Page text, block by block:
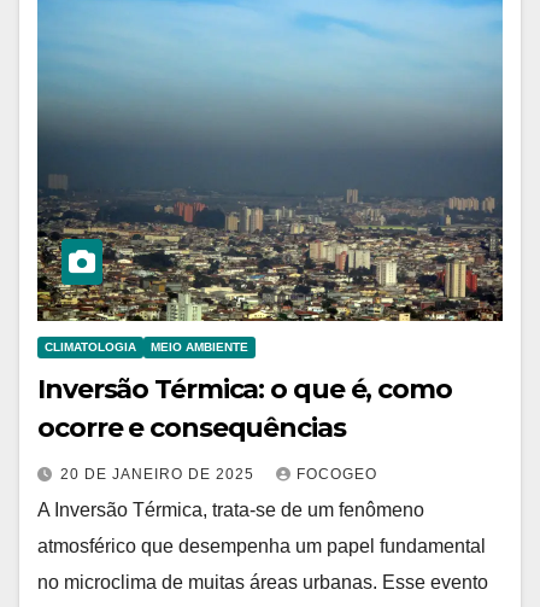
CLIMATOLOGIA MEIO AMBIENTE
Inversão Térmica: o que é, como
ocorre e consequências
20 DE JANEIRO DE 2025 FOCOGEO
A Inversão Térmica, trata-se de um fenômeno
atmosférico que desempenha um papel fundamental
no microclima de muitas áreas urbanas. Esse evento